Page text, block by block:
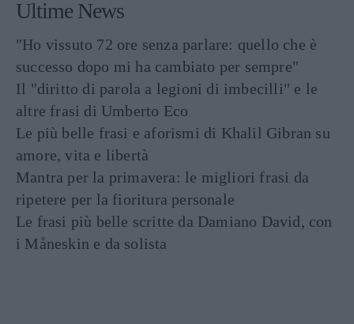
Ultime News
"Ho vissuto 72 ore senza parlare: quello che è
successo dopo mi ha cambiato per sempre"
Il "diritto di parola a legioni di imbecilli" e le
altre frasi di Umberto Eco
Le più belle frasi e aforismi di Khalil Gibran su
amore, vita e libertà
Mantra per la primavera: le migliori frasi da
ripetere per la fioritura personale
Le frasi più belle scritte da Damiano David, con
i Måneskin e da solista